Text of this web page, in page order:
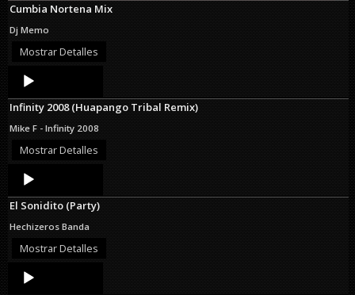
Cumbia Nortena Mix
Dj Memo
Mostrar Detalles
Audio
Player
Infinity 2008 (Huapango Tribal Remix)
Mike F - Infinity 2008
Mostrar Detalles
Audio
Player
El Sonidito (Party)
Hechizeros Banda
Mostrar Detalles
Audio
Player